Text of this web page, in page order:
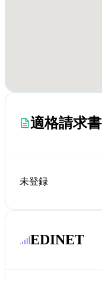
適格請求
未登録
EDINET